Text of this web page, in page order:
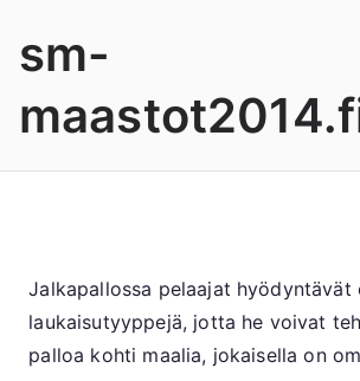
sm-
Jalkapallossa pelaajat hyödyntävät
laukaisutyyppejä, jotta he voivat
palloa kohti maalia, jokaisella on